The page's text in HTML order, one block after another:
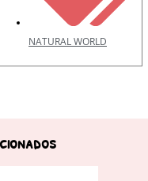
NATURAL WORLD